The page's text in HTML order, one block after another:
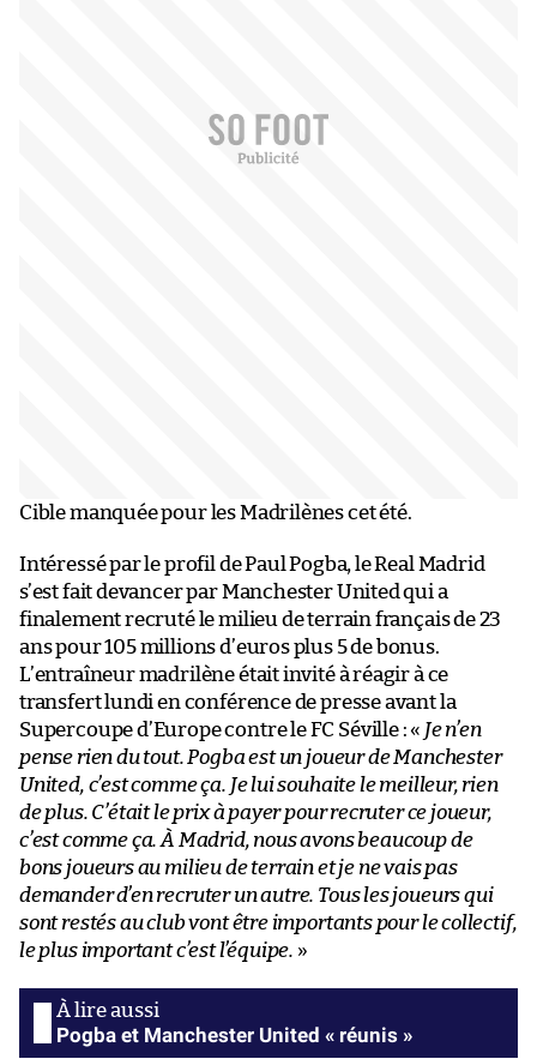
Cible manquée pour les Madrilènes cet été.
Intéressé par le profil de Paul Pogba, le Real Madrid
s’est fait devancer par Manchester United qui a
finalement recruté le milieu de terrain français de 23
ans pour 105 millions d’euros plus 5 de bonus.
L’entraîneur madrilène était invité à réagir à ce
transfert lundi en conférence de presse avant la
Supercoupe d’Europe contre le FC Séville : « Je n’en
pense rien du tout. Pogba est un joueur de Manchester
United, c’est comme ça. Je lui souhaite le meilleur, rien
de plus. C’était le prix à payer pour recruter ce joueur,
c’est comme ça. À Madrid, nous avons beaucoup de
bons joueurs au milieu de terrain et je ne vais pas
demander d’en recruter un autre. Tous les joueurs qui
sont restés au club vont être importants pour le collectif,
le plus important c’est l’équipe. »
Pogba et Manchester United « réunis »